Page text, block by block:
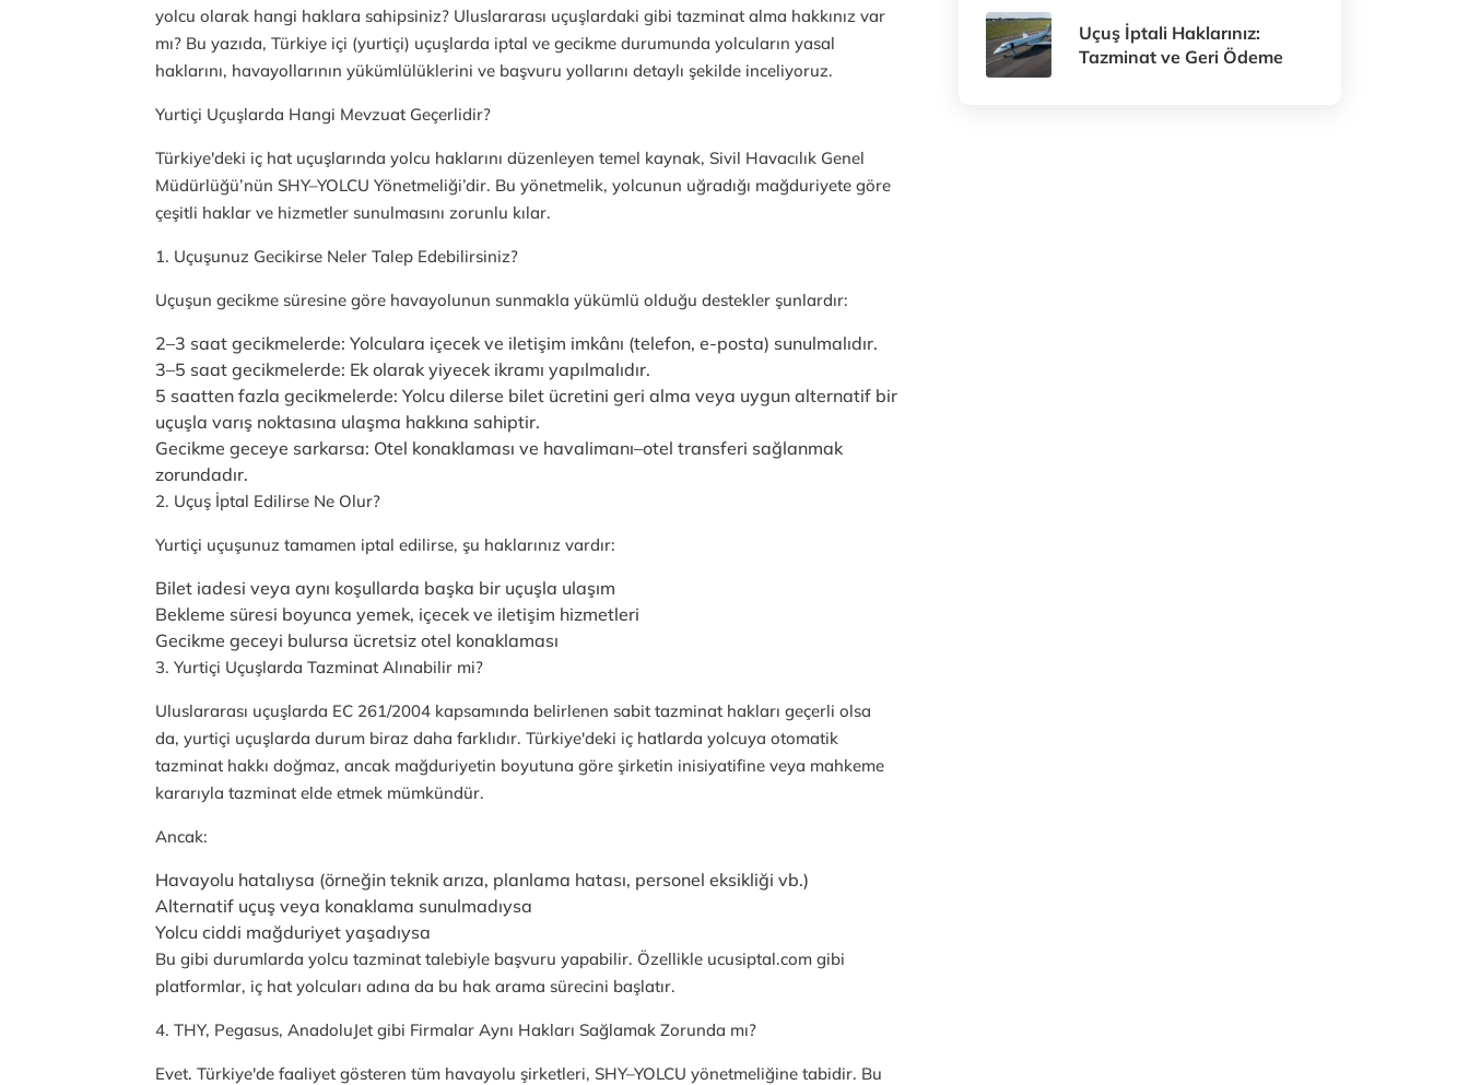
yolcu olarak hangi haklara sahipsiniz? Uluslararası uçuşlardaki gibi tazminat alma hakkınız var
mı? Bu yazıda, Türkiye içi (yurtiçi) uçuşlarda iptal ve gecikme durumunda yolcuların yasal
haklarını, havayollarının yükümlülüklerini ve başvuru yollarını detaylı şekilde inceliyoruz.
Yurtiçi Uçuşlarda Hangi Mevzuat Geçerlidir?
Türkiye'deki iç hat uçuşlarında yolcu haklarını düzenleyen temel kaynak, Sivil Havacılık Genel
Müdürlüğü’nün SHY–YOLCU Yönetmeliği’dir. Bu yönetmelik, yolcunun uğradığı mağduriyete göre
çeşitli haklar ve hizmetler sunulmasını zorunlu kılar.
1. Uçuşunuz Gecikirse Neler Talep Edebilirsiniz?
Uçuşun gecikme süresine göre havayolunun sunmakla yükümlü olduğu destekler şunlardır:
2–3 saat gecikmelerde: Yolculara içecek ve iletişim imkânı (telefon, e-posta) sunulmalıdır.
3–5 saat gecikmelerde: Ek olarak yiyecek ikramı yapılmalıdır.
5 saatten fazla gecikmelerde: Yolcu dilerse bilet ücretini geri alma veya uygun alternatif bir
uçuşla varış noktasına ulaşma hakkına sahiptir.
Gecikme geceye sarkarsa: Otel konaklaması ve havalimanı–otel transferi sağlanmak
zorundadır.
2. Uçuş İptal Edilirse Ne Olur?
Yurtiçi uçuşunuz tamamen iptal edilirse, şu haklarınız vardır:
Bilet iadesi veya aynı koşullarda başka bir uçuşla ulaşım
Bekleme süresi boyunca yemek, içecek ve iletişim hizmetleri
Gecikme geceyi bulursa ücretsiz otel konaklaması
3. Yurtiçi Uçuşlarda Tazminat Alınabilir mi?
Uluslararası uçuşlarda EC 261/2004 kapsamında belirlenen sabit tazminat hakları geçerli olsa
da, yurtiçi uçuşlarda durum biraz daha farklıdır. Türkiye'deki iç hatlarda yolcuya otomatik
tazminat hakkı doğmaz, ancak mağduriyetin boyutuna göre şirketin inisiyatifine veya mahkeme
kararıyla tazminat elde etmek mümkündür.
Ancak:
Havayolu hatalıysa (örneğin teknik arıza, planlama hatası, personel eksikliği vb.)
Alternatif uçuş veya konaklama sunulmadıysa
Yolcu ciddi mağduriyet yaşadıysa
Bu gibi durumlarda yolcu tazminat talebiyle başvuru yapabilir. Özellikle ucusiptal.com gibi
platformlar, iç hat yolcuları adına da bu hak arama sürecini başlatır.
4. THY, Pegasus, AnadoluJet gibi Firmalar Aynı Hakları Sağlamak Zorunda mı?
Evet. Türkiye'de faaliyet gösteren tüm havayolu şirketleri, SHY–YOLCU yönetmeliğine tabidir. Bu
Uçuş İptali Haklarınız:
Tazminat ve Geri Ödeme